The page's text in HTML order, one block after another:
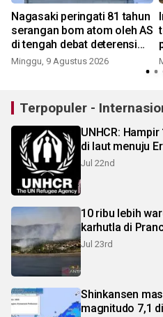
Nagasaki peringati 81 tahun
serangan bom atom oleh AS
di tengah debat deterensi
nuklir
Minggu, 9 Agustus 2026
Terpopuler -
UNHCR:
di laut menuju
Jul 22nd
10 ribu lebih
karhutla di
Jul 23rd
Shinkansen
magnitudo 7,1